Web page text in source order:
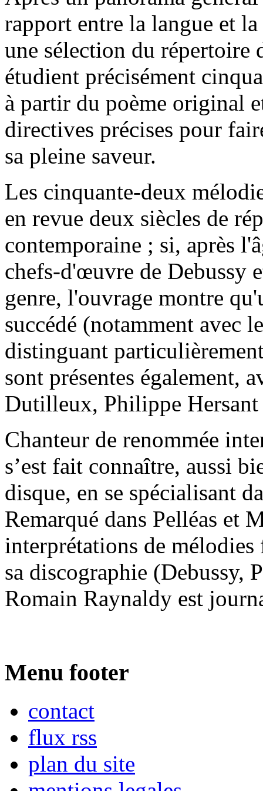
rapport entre la langue et
une sélection du répertoire
étudient précisément
à partir du poème original
directives précises pour
sa pleine saveur.
Les cinquante-deux
en revue deux siècles de
contemporaine ; si, après
chefs-d'œuvre de Debussy
genre, l'ouvrage montre
succédé (notamment avec
distinguant
sont présentes également,
Dutilleux, Philippe
Chanteur de renommée
s’est fait connaître, aussi
disque, en se spécialisant
Remarqué dans Pelléas et
interprétations de mélodies
sa discographie (Debussy,
Romain Raynaldy est
Menu footer
contact
flux rss
plan du site